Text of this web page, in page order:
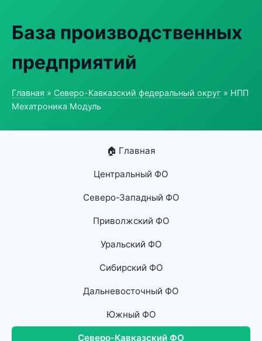
База производственных
предприятий
Главная » Северо-Кавказский федеральный округ » НПП
Мехатроника Модуль
🏠 Главная
Центральный ФО
Северо-Западный ФО
Приволжский ФО
Уральский ФО
Сибирский ФО
Дальневосточный ФО
Южный ФО
Северо-Кавказский ФО